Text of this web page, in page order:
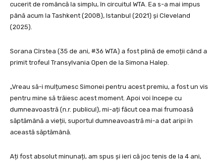
cucerit de româncă la simplu, în circuitul WTA. Ea s-a mai impus
până acum la Tashkent (2008), Istanbul (2021) şi Cleveland
(2025).
Sorana Cîrstea (35 de ani, #36 WTA) a fost plină de emoții când a
primit trofeul Transylvania Open de la Simona Halep.
„Vreau să-i mulțumesc Simonei pentru acest premiu, a fost un vis
pentru mine să trăiesc acest moment. Apoi voi începe cu
dumneavoastră (n.r. publicul), mi-ați făcut cea mai frumoasă
săptămână a vieții, suportul dumneavoastră mi-a dat aripi în
această săptămână.
Ați fost absolut minunați, am spus și ieri că joc tenis de la 4 ani,